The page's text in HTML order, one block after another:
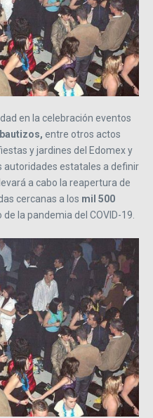
en la celebración eventos
entre otros actos
y jardines del Edomex y
autoridades estatales a definir
a cabo la reapertura de
cercanas a los mil 500
de la pandemia del COVID-19.